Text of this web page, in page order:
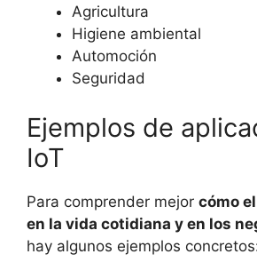
Agricultura
Higiene ambiental
Automoción
Seguridad
Ejemplos de
IoT
Para comprender mejor cómo
en la vida cotidiana y en los
hay algunos ejemplos